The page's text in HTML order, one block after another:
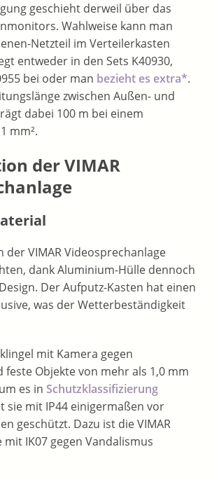
geschieht derweil über das
Wahlweise kann man
Netzteil im Verteilerkasten
entweder in den Sets K40930,
bei oder man bezieht es extra*.
zwischen Außen- und
dabei 100 m bei einem
mm².
der VIMAR
der VIMAR Videosprechanlage
dank Aluminium-Hülle dennoch
Der Aufputz-Kasten hat einen
was der Wetterbeständigkeit
mit Kamera gegen
feste Objekte von mehr als 1,0 mm
es in Schutzklassifizierung
sie mit IP44 einigermaßen vor
geschützt. Dazu ist die VIMAR
IK07 gegen Vandalismus